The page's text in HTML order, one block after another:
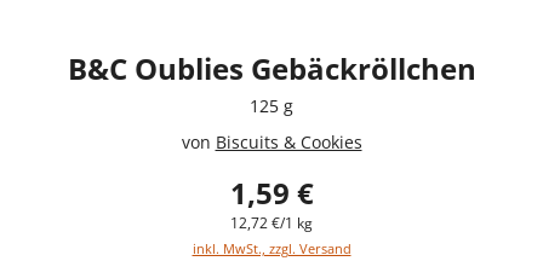
B&C Oublies Gebäckröllchen
125 g
von Biscuits & Cookies
1,59 €
12,72 €/1 kg
inkl. MwSt., zzgl. Versand